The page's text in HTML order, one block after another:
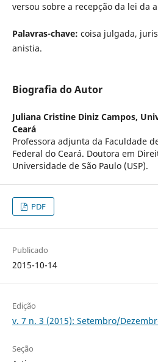
versou sobre a recepção da lei da
Palavras-chave: coisa julgada,
anistia.
Biografia do Autor
Juliana Cristine Diniz Campos,
Ceará
Professora adjunta da Faculdade
Federal do Ceará. Doutora em
Universidade de São Paulo (USP).
PDF
Publicado
2015-10-14
Edição
v. 7 n. 3 (2015): Setembro/
Seção